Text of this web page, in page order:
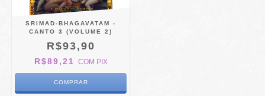
SRIMAD-BHAGAVATAM -
CANTO 3 (VOLUME 2)
R$93,90
R$89,21 COM PIX